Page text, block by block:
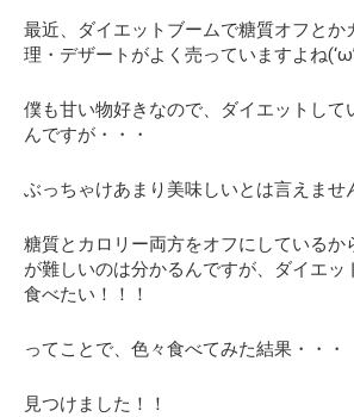
最近、ダイエットブームで糖質オフとか
理・デザートがよく売っていますよね
僕も甘い物好きなので、ダイエットして
んですが・・・
ぶっちゃけあまり美味しいとは言えませ
糖質とカロリー両方をオフにしているか
が難しいのは分かるんですが、
ダイエッ
食べたい！！！
ってことで、色々食べてみた結果・・・
見つけました！！